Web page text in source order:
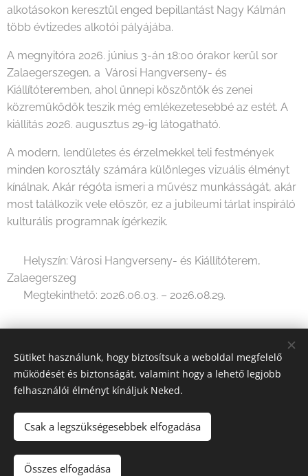
alkotásokon keresztül enged bepillantást Nagy Kálmán
több évtizedes alkotói pályájába.
A megnyitóra 2026. június 3-án 18:00 órakor kerül sor
Zalaegerszegen, a Városi Hangverseny- és
Kiállítóteremben, ahol ünnepi köszöntők és zenei
közreműködők teszik még emlékezetesebbé az estét. A
kiállítás 2026. augusztus 29-ig látogatható.
A modern, lendületes és érzelmekkel teli festmények
minden korosztály számára különleges vizuális élményt
kínálnak. Akár régóta ismeri a művész munkásságát, akár
most találkozik vele először, ez a jubileumi tárlat inspiráló
kulturális programnak ígérkezik.
📍 Helyszín: Városi Hangverseny- és Kiállítóterem,
Zalaegerszeg
🗓 Megtekinthető: 2026.06.03. – 2026.08.29.
2026 Fine Arts Capital művészeti egyesület | Minden jog
Sütiket használunk, hogy biztosítsuk a weboldal megfelelő
működését és biztonságát, valamint hogy a lehető legjobb
felhasználói élményt kínáljuk Neked.
Csak a legszükségesebbek elfogadása
Összes elfogadása